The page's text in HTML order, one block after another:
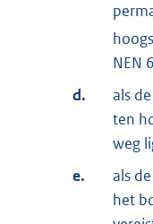
NEN
d.
als
ten
weg
e.
als
het